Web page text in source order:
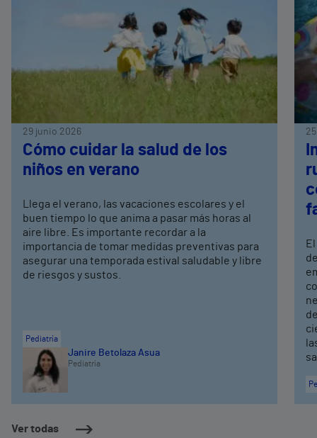
Ver todas
29 junio 2026
Cómo cuidar la salud de los
niños en verano
Llega el verano, las vacaciones escolares y el
buen tiempo lo que anima a pasar más horas al
aire libre. Es importante recordar a la
importancia de tomar medidas preventivas para
asegurar una temporada estival saludable y libre
de riesgos y sustos.
Pediatría
Janire Betolaza Asua
Pediatría